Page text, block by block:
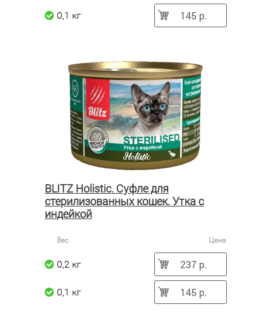
0,1 кг 145 р.
BLITZ Holistic. Суфле для
стерилизованных кошек. Утка с
индейкой
Вес Цена
0,2 кг 237 р.
0,1 кг 145 р.